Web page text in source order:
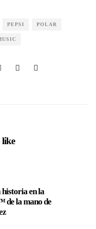
PEPSI POLAR
like
en la
de la mano de